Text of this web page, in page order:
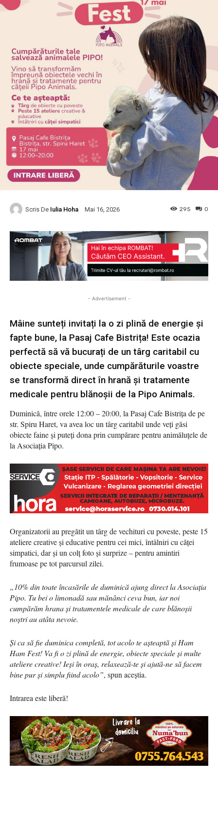
Scris De Iulia Hoha Mai 16, 2026 0
295
- Advertisement -
Mâine sunteți invitați la o zi plină de energie și
fapte bune, la Pasaj Cafe Bistrița! Este ocazia
perfectă să vă bucurați de un târg caritabil cu
obiecte speciale, unde cumpărăturile voastre
se transformă direct în hrană și tratamente
medicale pentru blănoșii de la Pipo Animals.
Duminică, între orele 12:00 – 20:00, la Pasaj Cafe Bistrița de pe
str. Spiru Haret, va avea loc un târg caritabil unde veți găsi
obiecte faine și puteți dona prin cumpărare pentru animăluțele de
la Asociația Pipo.
Organizatorii au pregătit un târg de vechituri cu poveste, peste 15
ateliere creative și educative pentru cei mici, întâlniri cu căței
simpatici, dar și un colț foto și surprize – pentru amintiri
frumoase pe tot parcursul zilei.
„10% din toate încasările de duminică ajung direct la Asociația
Pipo. Tu bei o limonadă sau mănânci ceva bun, iar noi
cumpărăm hrana și tratamentele medicale de care blănoșii
noștri au atâta nevoie.
Și ca să fie duminica completă, tot acolo te așteaptă și Ham
Ham Fest! Va fi o zi plină de energie, obiecte speciale și multe
ateliere creative! Ieși în oraș, relaxează-te și ajută-ne să facem
bine pur și simplu fiind acolo”, spun aceștia.
Intrarea este liberă!